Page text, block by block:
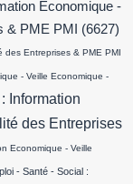
Economique -
& PME PMI
(6627)
des Entreprises & PME PMI
- Veille Economique -
Information
des Entreprises
Economique - Veille
- Santé - Social :